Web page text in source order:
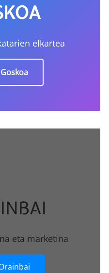
elkartea
eta marketina